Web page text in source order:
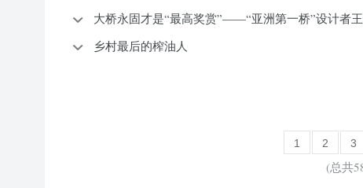
大桥永固才是“最高奖赏”——“亚洲第一桥”设计者
乡村最后的榨油人
1 2 3
(总共